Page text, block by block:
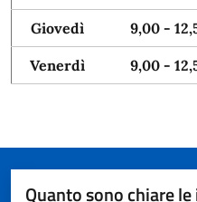
Giovedì 9,00 -
Venerdì 9,00 -
Quanto sono chiare